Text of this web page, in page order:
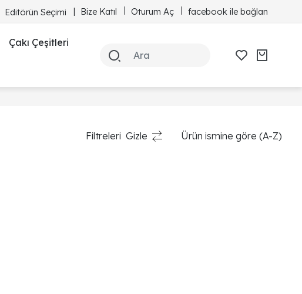
Editörün Seçimi Bize Katıl Oturum Aç facebook ile bağlan
Çakı Çeşitleri
Filtreleri Gizle Ürün ismine göre (A-Z)